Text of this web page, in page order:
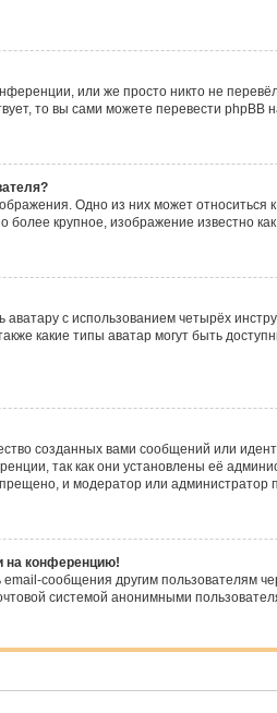
или же просто никто не
то вы сами можете перевести
Одно из них может
крупное, изображение известно
с использованием четырёх
какие типы аватар могут быть
созданных вами сообщений или
так как они установлены её
и модератор или администратор
на конференцию!
email-сообщения другим
системой анонимными